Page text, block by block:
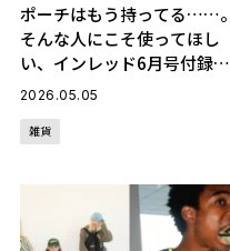
ポーチはもう持ってる……。
そんな人にこそ使ってほし
い、インレッド6月号付録の
「縦型収納＆ミラー」が合理
2026.05.05
雑貨